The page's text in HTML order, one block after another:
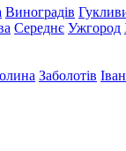
Виноградів
Середнє Ужгород
Заболотів